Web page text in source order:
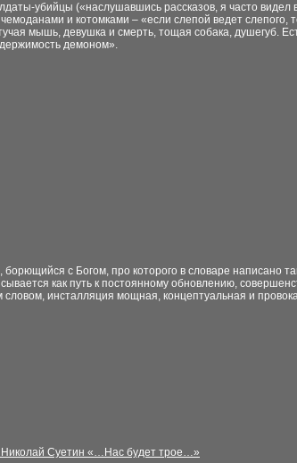
убийцы («наслушавшись рассказов, я часто
и котомками – «если слепой ведет
мышь, девушка и смерть, тощая собака, душегуб.
демоном».
борющийся с Богом, про которого в словаре написано
как путь к постоянному обновлению,
инсталляция мощная, концептуальная и
Николай Суетин «…Нас будет трое…»